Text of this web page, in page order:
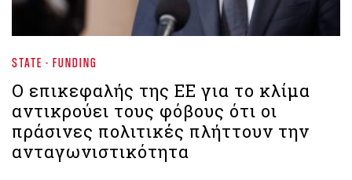
STATE - FUNDING
Ο επικεφαλής της ΕΕ για το κλίμα
αντικρούει τους φόβους ότι οι
πράσινες πολιτικές πλήττουν την
ανταγωνιστικότητα